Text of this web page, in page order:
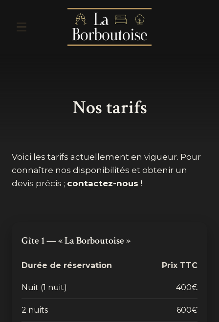
Nos tarifs
Voici les tarifs actuellement en vigueur. Pour
connaître nos disponibilités et obtenir un
devis précis ; contactez-nous !
Gîte 1 — « La Borboutoise »
Durée de réservation Prix TTC
Nuit (1 nuit) 400€
2 nuits 600€